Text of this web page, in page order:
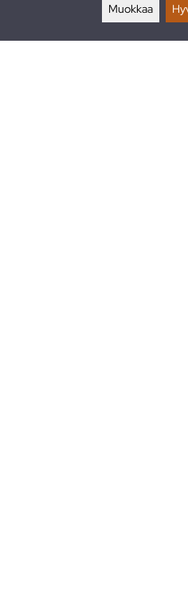
Muokkaa